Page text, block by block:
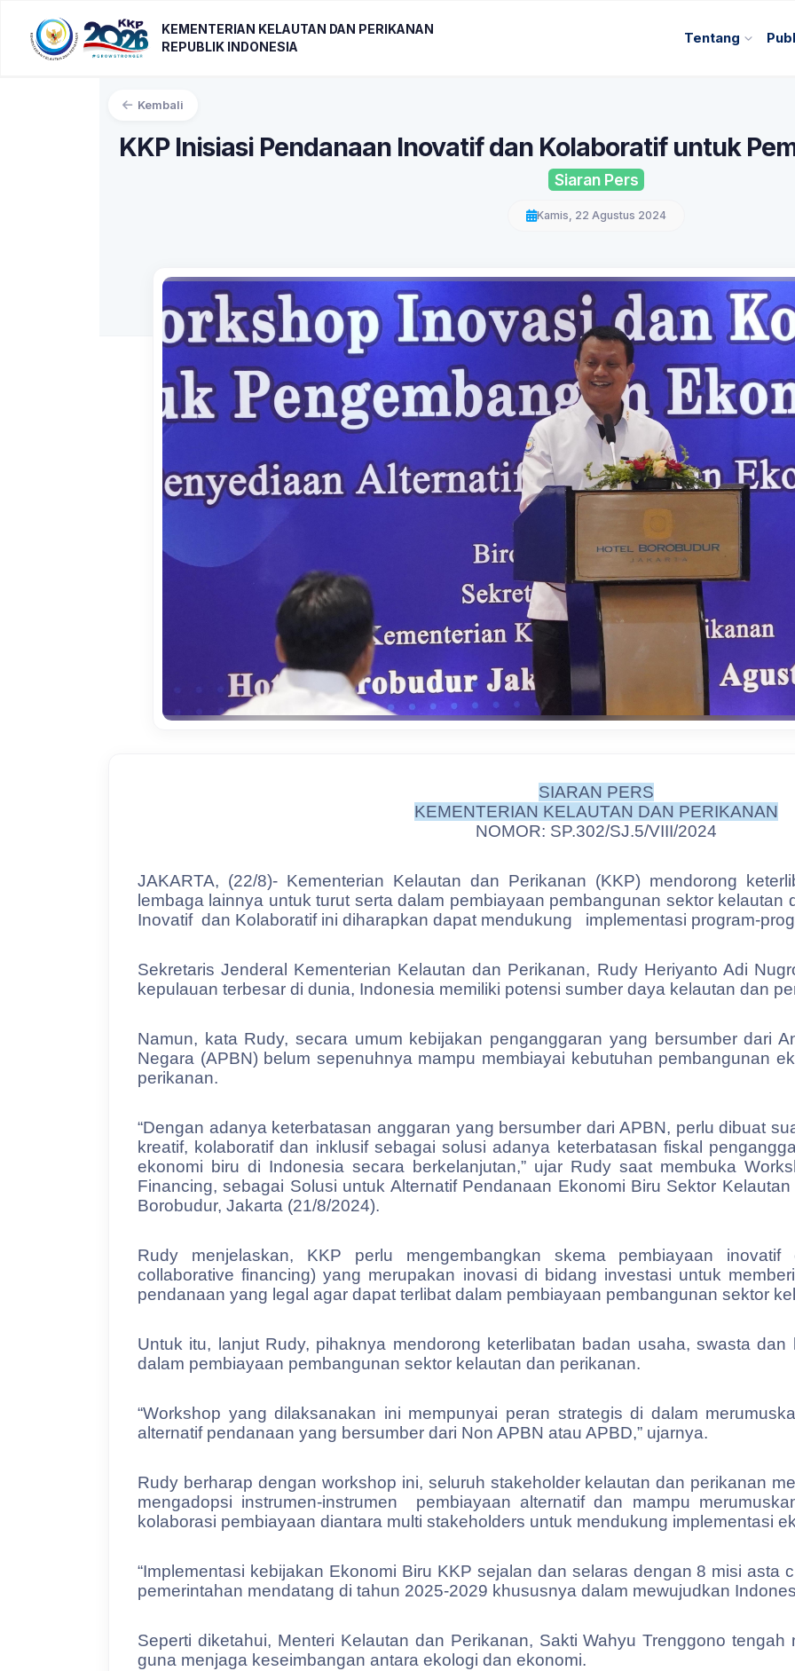
KEMENTERIAN KELAUTAN DAN PERIKANAN
REPUBLIK INDONESIA
Tentang
Kembali
KKP Inisiasi Pendanaan Inovatif dan Kolaboratif untuk
Siaran Pers
Kamis, 22 Agustus 2024
SIARAN PERS
KEMENTERIAN KELAUTAN DAN PERIKANAN
NOMOR: SP.302/SJ.5/VIII/2024
JAKARTA, (22/8)- Kementerian Kelautan dan Perikanan (KKP) mendorong
lembaga lainnya untuk turut serta dalam pembiayaan pembangunan sektor kelautan
Inovatif dan Kolaboratif ini diharapkan dapat mendukung implementasi program-
Sekretaris Jenderal Kementerian Kelautan dan Perikanan, Rudy Heriyanto Adi
kepulauan terbesar di dunia, Indonesia memiliki potensi sumber daya kelautan dan
Namun, kata Rudy, secara umum kebijakan penganggaran yang bersumber dari
Negara (APBN) belum sepenuhnya mampu membiayai kebutuhan pembangunan
perikanan.
“Dengan adanya keterbatasan anggaran yang bersumber dari APBN, perlu dibuat
kreatif, kolaboratif dan inklusif sebagai solusi adanya keterbatasan fiskal
ekonomi biru di Indonesia secara berkelanjutan,” ujar Rudy saat membuka
Financing, sebagai Solusi untuk Alternatif Pendanaan Ekonomi Biru Sektor
Borobudur, Jakarta (21/8/2024).
Rudy menjelaskan, KKP perlu mengembangkan skema pembiayaan
collaborative financing) yang merupakan inovasi di bidang investasi untuk
pendanaan yang legal agar dapat terlibat dalam pembiayaan pembangunan sektor
Untuk itu, lanjut Rudy, pihaknya mendorong keterlibatan badan usaha, swasta
dalam pembiayaan pembangunan sektor kelautan dan perikanan.
“Workshop yang dilaksanakan ini mempunyai peran strategis di dalam
alternatif pendanaan yang bersumber dari Non APBN atau APBD,” ujarnya.
Rudy berharap dengan workshop ini, seluruh stakeholder kelautan dan perikanan
mengadopsi instrumen-instrumen
pembiayaan alternatif dan mampu
kolaborasi pembiayaan diantara multi stakeholders untuk mendukung implementasi
“Implementasi kebijakan Ekonomi Biru KKP sejalan dan selaras dengan 8 misi asta
pemerintahan mendatang di tahun 2025-2029 khususnya dalam mewujudkan
Seperti diketahui, Menteri Kelautan dan Perikanan, Sakti Wahyu Trenggono
guna menjaga keseimbangan antara ekologi dan ekonomi.